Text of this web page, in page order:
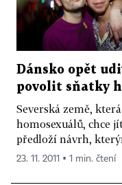
Dánsko opět
povolit sňatky
Severská země,
homosexuálů, chce
předloží návrh,
23. 11. 2011 ▪ 1 min. čtení